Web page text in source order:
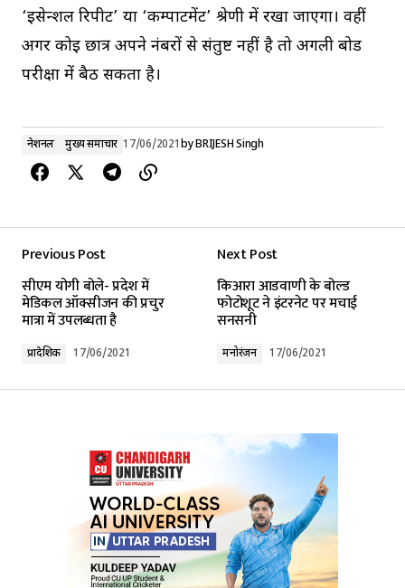
‘इसेन्शल रिपीट’ या ‘कम्पार्टमेंट’ श्रेणी में रखा जाएगा। वहीं
अगर कोई छात्र अपने नंबरों से संतुष्ट नहीं है तो अगली बोर्ड
परीक्षा में बैठ सकता है।
नेशनल मुख्य समाचार 17/06/2021byBRIJESH Singh
Previous Post
सीएम योगी बोले- प्रदेश में
मेडिकल ऑक्सीजन की प्रचुर
मात्रा में उपलब्धता है
प्रादेशिक 17/06/2021
Next Post
किआरा आडवाणी के बोल्ड
फोटोशूट ने इंटरनेट पर मचाई
सनसनी
मनोरंजन 17/06/2021